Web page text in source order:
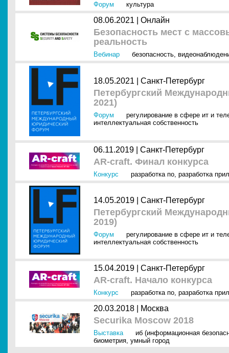
Форум культура
08.06.2021 | Онлайн
Безопасность мест с
реальность
Вебинар безопасность,
18.05.2021 | Санкт-Петербург
Петербургский
2021)
Форум
регулирование в сфере ит и
интеллектуальная собственность
06.11.2019 | Санкт-Петербург
AR-craft. Финал конкурса
Конкурс разработка по, разработка
14.05.2019 | Санкт-Петербург
Петербургский
2019)
Форум
регулирование в сфере ит и
интеллектуальная собственность
15.04.2019 | Санкт-Петербург
AR-craft. Начало конкурса
Конкурс разработка по, разработка
20.03.2018 | Москва
Securika Moscow 2018
Выставка
иб (информационная
биометрия, умный город